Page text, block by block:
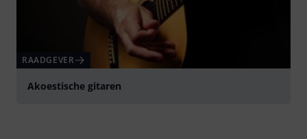
RAADGEVER
Akoestische gitaren